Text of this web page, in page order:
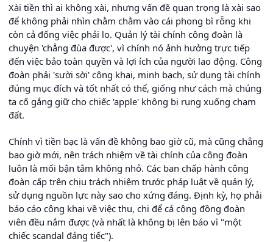
Xài tiền thì ai không xài, nhưng vấn đề quan trọng là xài sao
để không phải nhìn chằm chằm vào cái phong bì rỗng khi
còn cả đống việc phải lo. Quản lý tài chính công đoàn là
chuyện 'chẳng đùa được', vì chính nó ảnh hưởng trực tiếp
đến việc bảo toàn quyền và lợi ích của người lao động. Công
đoàn phải 'sười sời' công khai, minh bạch, sử dụng tài chính
đúng mục đích và tốt nhất có thể, giống như cách mà chúng
ta cố gắng giữ cho chiếc 'apple' không bị rụng xuống chạm
đất.
Chính vì tiền bạc là vấn đề không bao giờ cũ, mà cũng chẳng
bao giờ mới, nên trách nhiệm về tài chính của công đoàn
luôn là mối bận tâm không nhỏ. Các ban chấp hành công
đoàn cấp trên chịu trách nhiệm trước pháp luật về quản lý,
sử dụng nguồn lực này sao cho xứng đáng. Định kỳ, họ phải
báo cáo công khai về việc thu, chi để cả cộng đồng đoàn
viên đều nắm được (và nhất là không bị lên báo vì "một
chiếc scandal đáng tiếc").